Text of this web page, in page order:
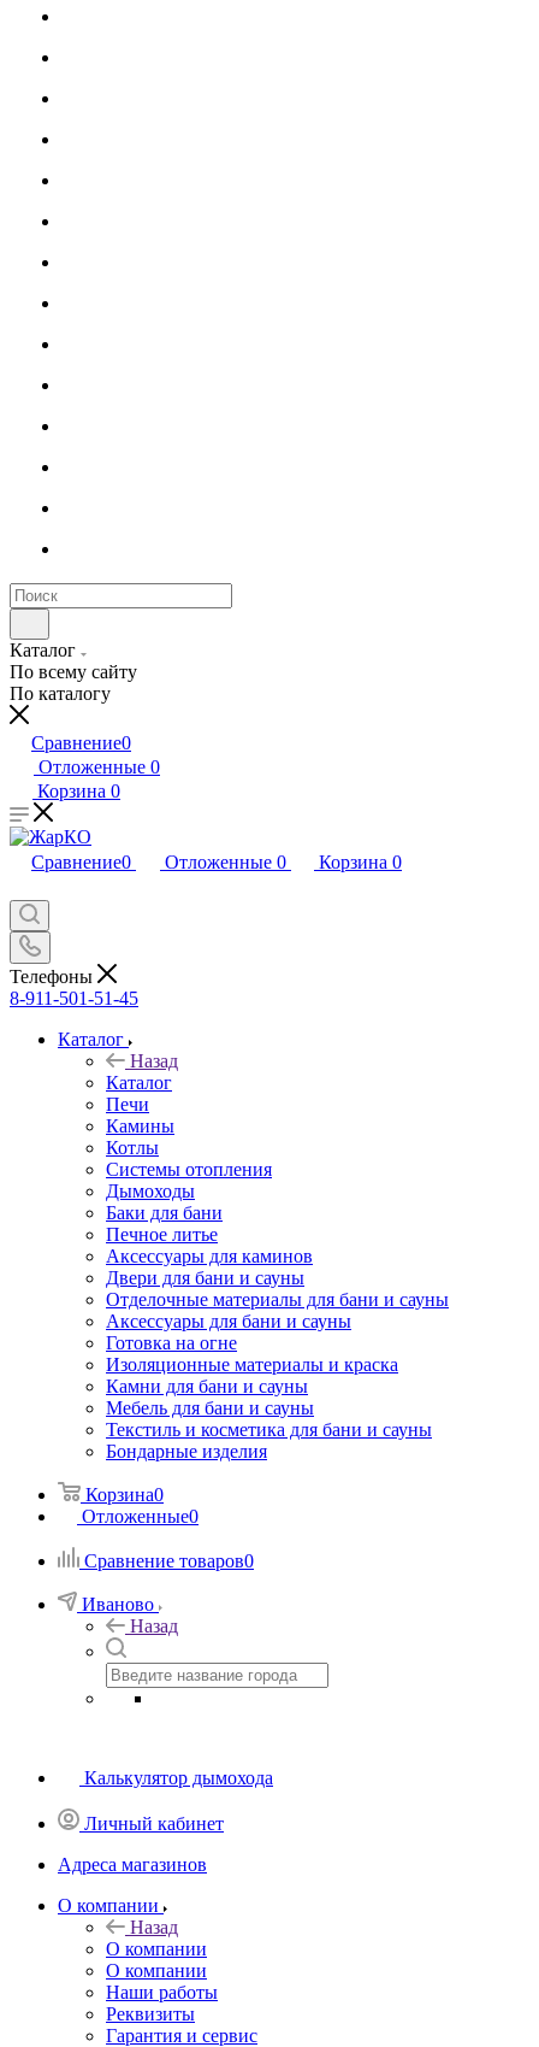
Каталог
По всему сайту
По каталогу
Сравнение0
Отложенные 0
Корзина 0
Сравнение0 Отложенные 0 Корзина 0
Телефоны
8-911-501-51-45
Каталог
Назад
Каталог
Печи
Камины
Котлы
Системы отопления
Дымоходы
Баки для бани
Печное литье
Аксессуары для каминов
Двери для бани и сауны
Отделочные материалы для бани и сауны
Аксессуары для бани и сауны
Готовка на огне
Изоляционные материалы и краска
Камни для бани и сауны
Мебель для бани и сауны
Текстиль и косметика для бани и сауны
Бондарные изделия
Корзина0
Отложенные0
Сравнение товаров0
Иваново
Назад
Калькулятор дымохода
Личный кабинет
Адреса магазинов
O компании
Назад
O компании
О компании
Наши работы
Реквизиты
Гарантия и сервис